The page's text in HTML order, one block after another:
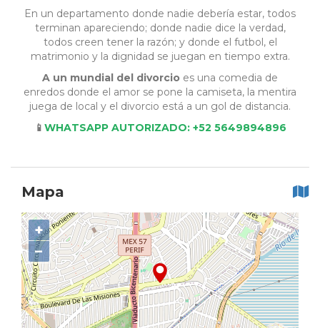
En un departamento donde nadie debería estar, todos
terminan apareciendo; donde nadie dice la verdad,
todos creen tener la razón; y donde el futbol, el
matrimonio y la dignidad se juegan en tiempo extra.
A un mundial del divorcio es una comedia de
enredos donde el amor se pone la camiseta, la mentira
juega de local y el divorcio está a un gol de distancia.
📱 WHATSAPP AUTORIZADO: +52 5649894896
Mapa
+
−